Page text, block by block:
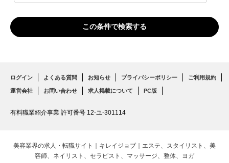
ログイン よくある質問 お知らせ プライバシーポリシー ご利用規約
運営会社 お問い合わせ 求人掲載について PC版
有料職業紹介事業 許可番号 12-ユ-301114
美容業界の求人・転職サイト｜キレイジョブ｜エステ、スタイリスト、美
容師、ネイリスト、セラピスト、マッサージ、整体、ヨガ